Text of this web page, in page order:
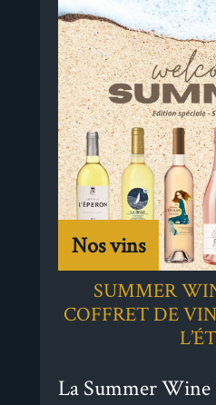
Nos vins
SUMMER
COFFRET DE
La Summer Wine